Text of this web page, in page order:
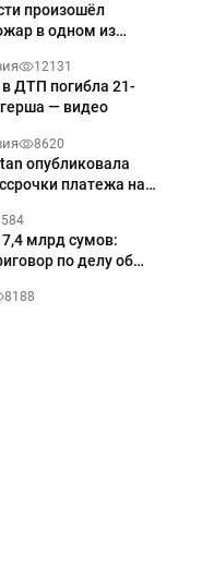
произошёл
в одном из
12131
ДТП погибла 21-
— видео
8620
опубликовала
платежа на
млрд сумов:
по делу об
8188